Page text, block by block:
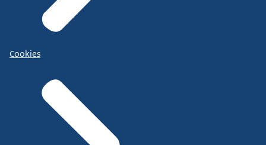
Cookies